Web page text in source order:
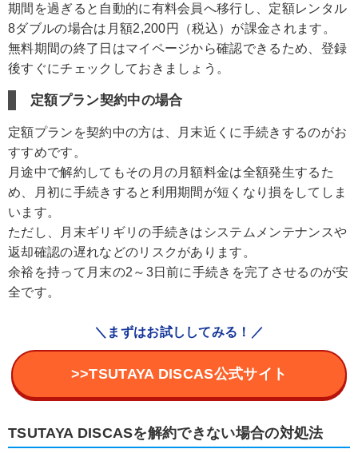
期間を過ぎると自動的に有料会員へ移行し、定額レンタル
8ダブルの場合は月額2,200円（税込）が課金されます。
無料期間の終了日はマイページから確認できるため、登録
後すぐにチェックしておきましょう。
定額プラン契約中の場合
定額プランを契約中の方は、月末近くに手続きするのがお
すすめです。
月途中で解約してもその月の月額料金は全額発生するた
め、月初に手続きすると利用期間が短くなり損をしてしま
います。
ただし、月末ギリギリの手続きはシステムメンテナンスや
返却確認の遅れなどのリスクがあります。
余裕を持って月末の2～3日前に手続きを完了させるのが安
全です。
＼まずはお試ししてみる！／
>>TSUTAYA DISCAS公式サイト
TSUTAYA DISCASを解約できない場合の対処法